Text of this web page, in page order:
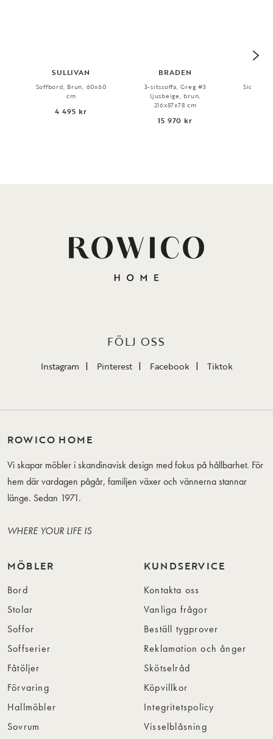
SULLIVAN
Soffbord, Brun, 60x60
cm
4 495 kr
BRADEN
3-sitssoffa, Greg #3
ljusbeige, brun,
216x87x78 cm
15 970 kr
FÖLJ OSS
Instagram Pinterest Facebook Tiktok
ROWICO HOME
Vi skapar möbler i skandinavisk design med fokus på hållbarhet. För
hem där vardagen pågår, familjen växer och vännerna stannar
länge. Sedan 1971.
WHERE YOUR LIFE IS
MÖBLER
Bord
Stolar
Soffor
Soffserier
Fåtöljer
Förvaring
Hallmöbler
Sovrum
KUNDSERVICE
Kontakta oss
Vanliga frågor
Beställ tygprover
Reklamation och ånger
Skötselråd
Köpvillkor
Integritetspolicy
Visselblåsning